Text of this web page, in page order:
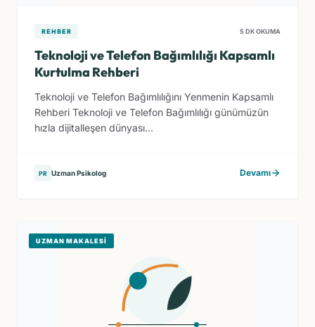
REHBER 5 DK OKUMA
Teknoloji ve Telefon Bağımlılığı Kapsamlı
Kurtulma Rehberi
Teknoloji ve Telefon Bağımlılığını Yenmenin Kapsamlı
Rehberi Teknoloji ve Telefon Bağımlılığı günümüzün
hızla dijitalleşen dünyası...
PR Uzman Psikolog Devamı
UZMAN MAKALESI